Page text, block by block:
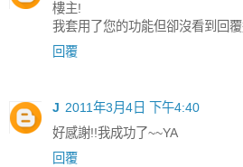
樓主!
我套用了您的功能但卻沒看到回
回覆
J 2011年3月4日 下午4:40
好感謝!!我成功了~~YA
回覆